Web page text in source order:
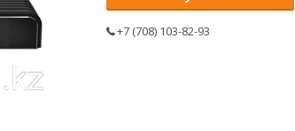
+7 (708) 103-82-93